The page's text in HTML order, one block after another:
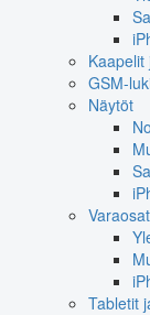
GSM-
Näytöt
Tabletit